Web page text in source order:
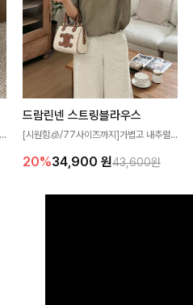
드람린넨 스트링블라우스
[시원함🧊/77사이즈까지]가볍고 내추럴
없는 슬릿 카라 디자인이 얼굴선을 더욱 시
20%34,900 원43,600원